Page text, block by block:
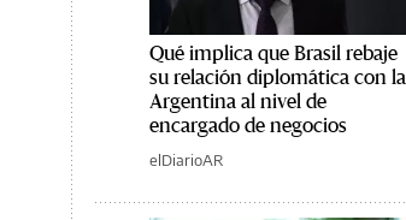
Qué implica que Brasil rebaje
su relación diplomática con la
Argentina al nivel de
encargado de negocios
elDiarioAR